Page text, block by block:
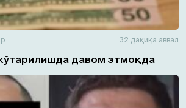
32 дақиқа аввал
давом этмоқда